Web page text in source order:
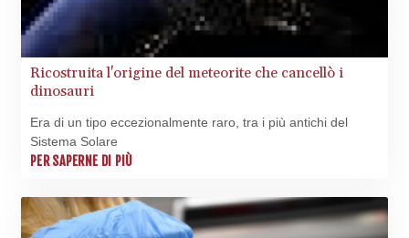
NIO 42.438205
NOK 11.00856
NZD 1.964222
PEN 3.903611
PLN 4.30117
PYG 6876.93715
Ricostruita l'origine del meteorite che cancellò i
dinosauri
Era di un tipo eccezionalmente raro, tra i più antichi del
Sistema Solare
PER SAPERNE DI PIÙ